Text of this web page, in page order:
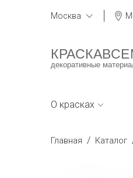
Москва
декоративные
О красках
Главная / Каталог